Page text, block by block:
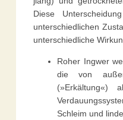
Diese
unterschiedlichen
unterschiedliche
Roher Ingwer
die von
Schleim und